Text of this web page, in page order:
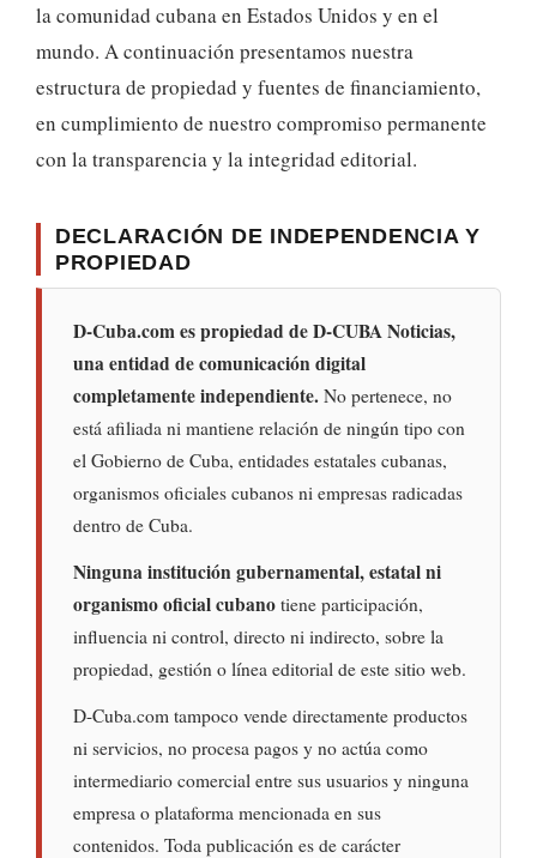
la comunidad cubana en Estados Unidos y en el
mundo. A continuación presentamos nuestra
estructura de propiedad y fuentes de financiamiento,
en cumplimiento de nuestro compromiso permanente
con la transparencia y la integridad editorial.
DECLARACIÓN DE INDEPENDENCIA Y
PROPIEDAD
D-Cuba.com es propiedad de D-CUBA Noticias,
una entidad de comunicación digital
completamente independiente. No pertenece, no
está afiliada ni mantiene relación de ningún tipo con
el Gobierno de Cuba, entidades estatales cubanas,
organismos oficiales cubanos ni empresas radicadas
dentro de Cuba.
Ninguna institución gubernamental, estatal ni
organismo oficial cubano tiene participación,
influencia ni control, directo ni indirecto, sobre la
propiedad, gestión o línea editorial de este sitio web.
D-Cuba.com tampoco vende directamente productos
ni servicios, no procesa pagos y no actúa como
intermediario comercial entre sus usuarios y ninguna
empresa o plataforma mencionada en sus
contenidos. Toda publicación es de carácter